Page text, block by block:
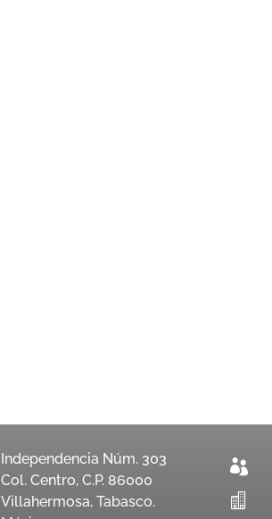
Independencia Núm. 303
Col. Centro, C.P. 86000
Villahermosa, Tabasco.

